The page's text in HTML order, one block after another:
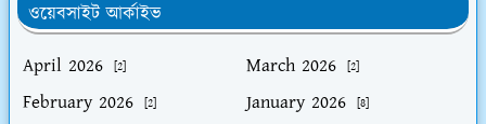
ওয়েবসাইট আর্কাইভ
April 2026
[2] March 2026 [2]
February 2026 [2] January 2026 [8]